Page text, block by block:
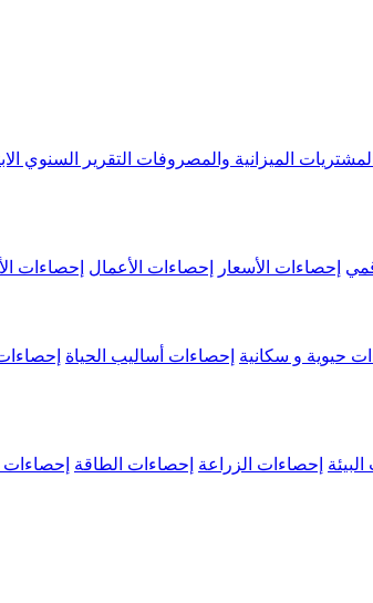
الميزانية والمصروفات التقرير السنوي
إحصاءات الأسعار إحصاءات الأعمال إحصاءات
حيوية و سكانية إحصاءات أساليب الحياة
إحصاءات الزراعة إحصاءات الطاقة إحصاءات